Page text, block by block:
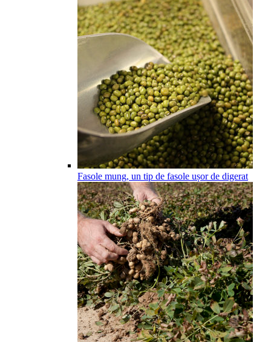
Fasole mung, un tip de fasole ușor de digerat